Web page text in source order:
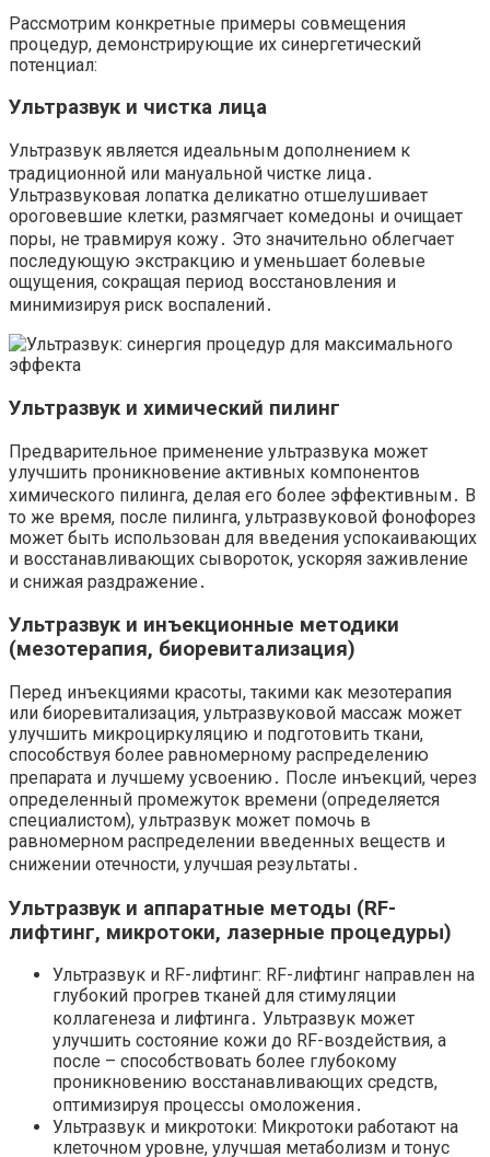
Рассмотрим конкретные примеры совмещения
процедур, демонстрирующие их синергетический
потенциал:
Ультразвук и чистка лица
Ультразвук является идеальным дополнением к
традиционной или мануальной чистке лица․
Ультразвуковая лопатка деликатно отшелушивает
ороговевшие клетки, размягчает комедоны и очищает
поры, не травмируя кожу․ Это значительно облегчает
последующую экстракцию и уменьшает болевые
ощущения, сокращая период восстановления и
минимизируя риск воспалений․
Ультразвук и химический пилинг
Предварительное применение ультразвука может
улучшить проникновение активных компонентов
химического пилинга, делая его более эффективным․ В
то же время, после пилинга, ультразвуковой фонофорез
может быть использован для введения успокаивающих
и восстанавливающих сывороток, ускоряя заживление
и снижая раздражение․
Ультразвук и инъекционные методики
(мезотерапия, биоревитализация)
Перед инъекциями красоты, такими как мезотерапия
или биоревитализация, ультразвуковой массаж может
улучшить микроциркуляцию и подготовить ткани,
способствуя более равномерному распределению
препарата и лучшему усвоению․ После инъекций, через
определенный промежуток времени (определяется
специалистом), ультразвук может помочь в
равномерном распределении введенных веществ и
снижении отечности, улучшая результаты․
Ультразвук и аппаратные методы (RF-
лифтинг, микротоки, лазерные процедуры)
Ультразвук и RF-лифтинг: RF-лифтинг направлен на
глубокий прогрев тканей для стимуляции
коллагенеза и лифтинга․ Ультразвук может
улучшить состояние кожи до RF-воздействия, а
после – способствовать более глубокому
проникновению восстанавливающих средств,
оптимизируя процессы омоложения․
Ультразвук и микротоки: Микротоки работают на
клеточном уровне, улучшая метаболизм и тонус